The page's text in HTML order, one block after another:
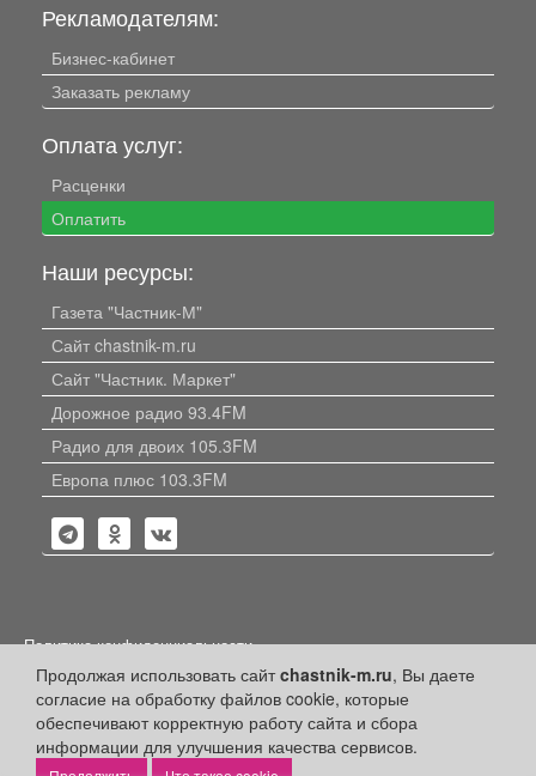
Продолжая использовать сайтchastnik-m.ru, Вы даете
согласие на обработку файлов cookie, которые
обеспечивают корректную работу сайта и сбора
информации для улучшения качества сервисов.
Рекламодателям:
Бизнес-кабинет
Заказать рекламу
Оплата услуг:
Расценки
Оплатить
Наши ресурсы:
Газета "Частник-М"
Сайт chastnik-m.ru
Сайт "Частник. Маркет"
Дорожное радио 93.4FM
Радио для двоих 105.3FM
Европа плюс 103.3FM
Политика конфиденциальности
Публикации с пометкой «Реклама», «На правах рекламы»,
«Партнёрский проект» оплачены рекламодателем.
Редакция сайта не несет ответственности за достоверность
информации, содержащейся в рекламных материалах и
объявлениях.